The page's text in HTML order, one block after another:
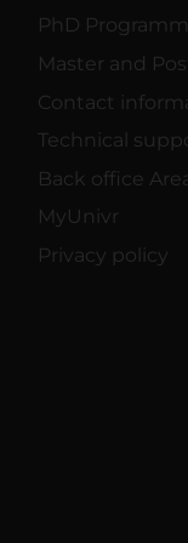
PhD
Master and
Contact
Technical
Back office
MyUnivr
Privacy policy